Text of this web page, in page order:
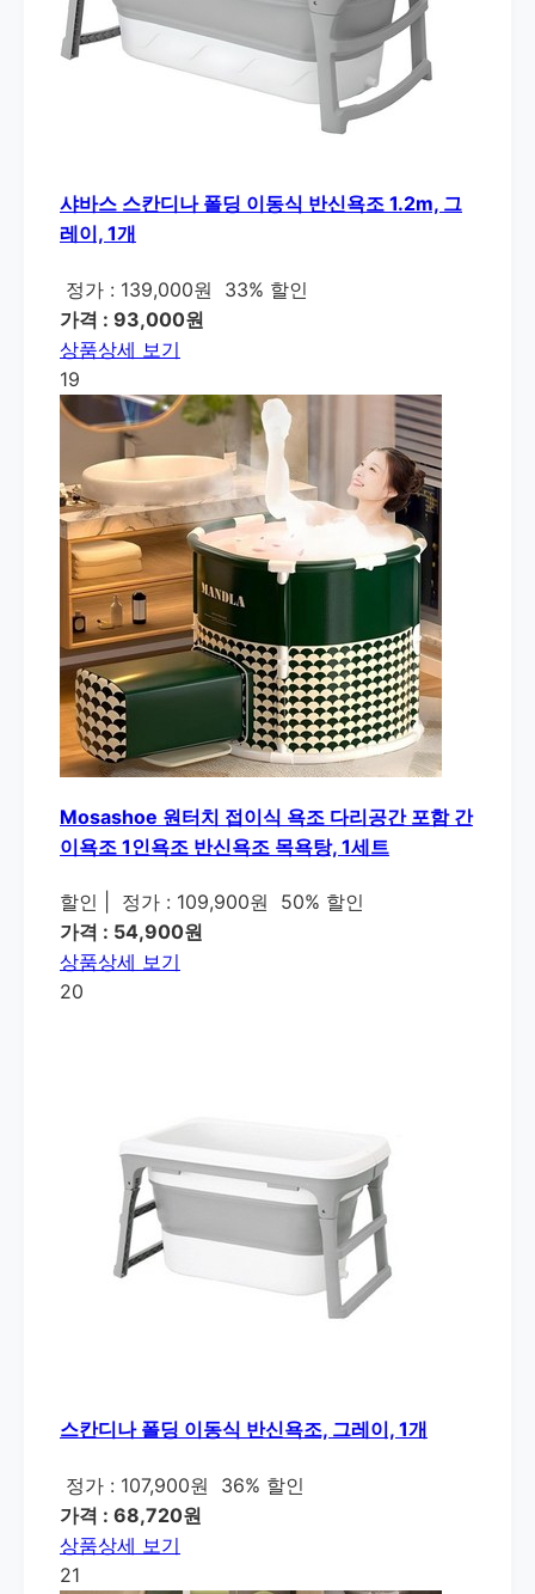
샤바스 스칸디나 폴딩 이동식 반신욕조 1.2m, 그
레이, 1개
정가 : 139,000원
33% 할인
가격 : 93,000원
상품상세 보기
19
Mosashoe 원터치 접이식 욕조 다리공간 포함 간
이욕조 1인욕조 반신욕조 목욕탕, 1세트
할인 정가 : 109,900원
50% 할인
가격 : 54,900원
상품상세 보기
20
스칸디나 폴딩 이동식 반신욕조, 그레이, 1개
정가 : 107,900원
36% 할인
가격 : 68,720원
상품상세 보기
21